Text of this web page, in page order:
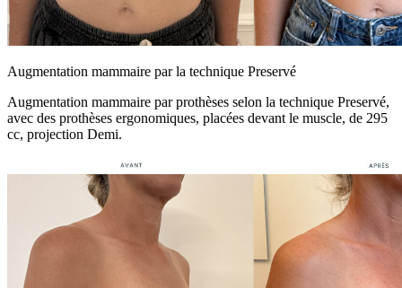
Augmentation mammaire par la technique Preservé
Augmentation mammaire par prothèses selon la technique Preservé,
avec des prothèses ergonomiques, placées devant le muscle, de 295
cc, projection Demi.